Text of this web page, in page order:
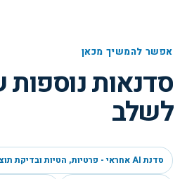
אפשר להמשיך מכאן
סדנאות
לשלב
סדנת AI אחראי - פרטיות, הטיות ובדיקת תוצרים